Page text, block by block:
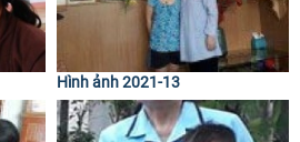
Hình ảnh 2021-13